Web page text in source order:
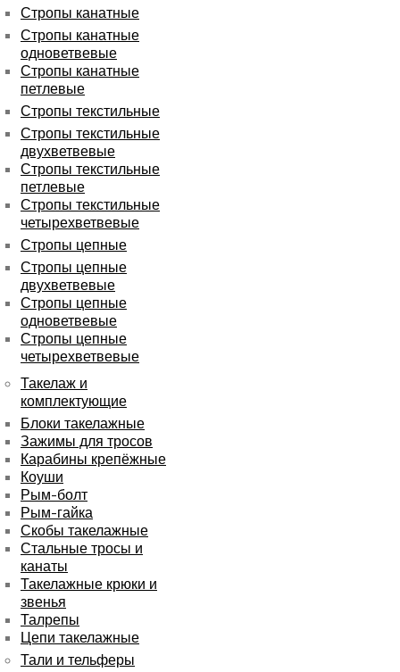
Стропы канатные
Стропы канатные
одноветвевые
Стропы канатные
петлевые
Стропы текстильные
Стропы текстильные
двухветвевые
Стропы текстильные
петлевые
Стропы текстильные
четырехветвевые
Стропы цепные
Стропы цепные
двухветвевые
Стропы цепные
одноветвевые
Стропы цепные
четырехветвевые
Такелаж и
комплектующие
Блоки такелажные
Зажимы для тросов
Карабины крепёжные
Коуши
Рым-болт
Рым-гайка
Скобы такелажные
Стальные тросы и
канаты
Такелажные крюки и
звенья
Талрепы
Цепи такелажные
Тали и тельферы